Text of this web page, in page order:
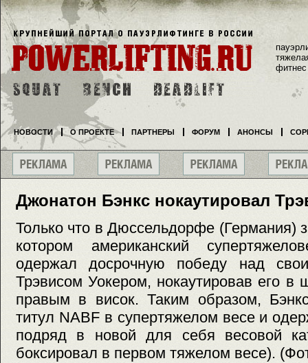
Джонатон Бэнкс нокаутировал
Только что в Дюссельдорфе (Германия)
котором американский
одержал досрочную победу над
Трэвисом Уокером, нокаутировав его в
правым в висок. Таким образом,
титул NABF в супертяжелом весе и
подряд в новой для себя весовой
боксировал в первом тяжелом весе).
фитнес
НОВОСТИ О ПРОЕКТЕ ПАРТНЕРЫ ФОРУМ АНОНСЫ